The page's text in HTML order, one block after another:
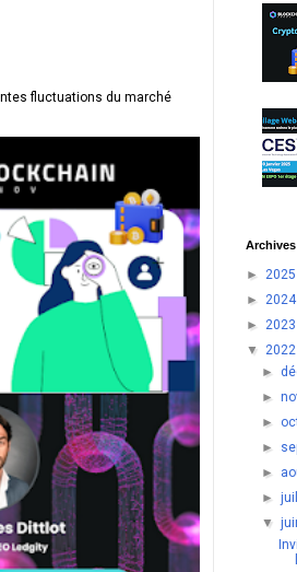
fluctuations du marché
Archives
► 2025
► 2024
► 2023
▼ 2022
►
►
►
►
►
►
▼